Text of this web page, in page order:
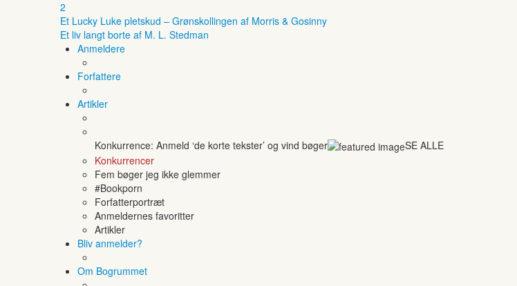
2
Et Lucky Luke pletskud – Grønskollingen af Morris & Gosinny
Et liv langt borte af M. L. Stedman
Anmeldere
Forfattere
Artikler
Konkurrence: Anmeld ‘de korte tekster’ og vind bøger
SE ALLE
Konkurrencer
Fem bøger jeg ikke glemmer
#Bookporn
Forfatterportræt
Anmeldernes favoritter
Artikler
Bliv anmelder?
Om Bogrummet